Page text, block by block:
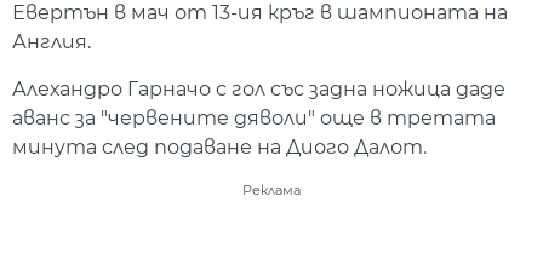
Евертън в мач от 13-ия кръг в шампионата на
Англия.
Алехандро Гарначо с гол със задна ножица даде
аванс за "червените дяволи" още в третата
минута след подаване на Диого Далот.
Реклама